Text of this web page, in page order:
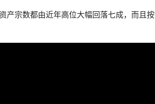
产宗数都由近年高位大幅回落七成，而且